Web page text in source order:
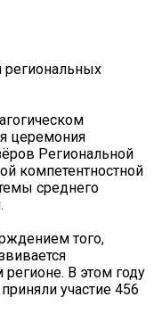
региональных
церемония
Региональной
компетентностной
среднего
того,
В этом году
участие 456